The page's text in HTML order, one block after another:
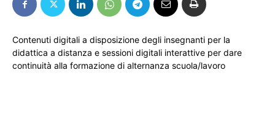
Contenuti digitali a disposizione degli insegnanti per la
didattica a distanza e sessioni digitali interattive per dare
continuità alla formazione di alternanza scuola/lavoro